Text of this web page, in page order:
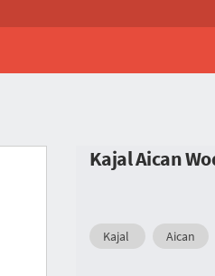
Kajal Aican
Kajal Aican